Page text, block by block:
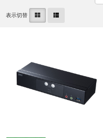
表示切替